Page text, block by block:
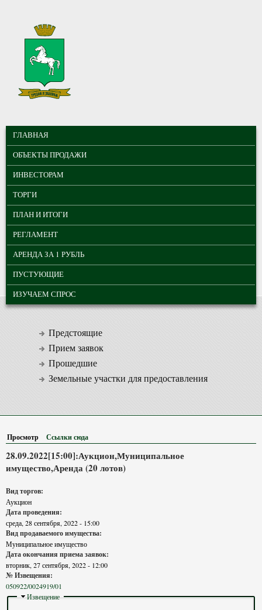
МУНИЦИПАЛЬНЫЕ
ТОРГИ ГОРОДА
ТОМСКА
ГЛАВНОЕ МЕНЮ
ГЛАВНАЯ
ОБЪЕКТЫ ПРОДАЖИ
ИНВЕСТОРАМ
ТОРГИ
ПЛАН И ИТОГИ
РЕГЛАМЕНТ
АРЕНДА ЗА 1 РУБЛЬ
ПУСТУЮЩИЕ
ИЗУЧАЕМ СПРОС
Предстоящие
Прием заявок
Прошедшие
Земельные участки для предоставления
Просмотр (активная вкладка)
Ссылки сюда
28.09.2022[15:00]:Аукцион,Муниципальное
имущество,Аренда (20 лотов)
Вид торгов:
Аукцион
Дата проведения:
среда, 28 сентября, 2022 - 15:00
Вид продаваемого имущества:
Муниципальное имущество
Дата окончания приема заявок:
вторник, 27 сентября, 2022 - 12:00
№ Извещения:
050922/0024919/01
Скрыть
Извещение